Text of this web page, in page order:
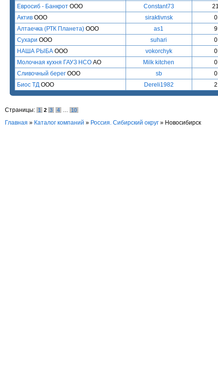
Евросиб - Банкрот ООО Constant73
Актив ООО siraktivnsk
0
Алтаечка (РТК Планета) ООО as1
9
Сухари ООО suhari
0
НАША РЫБА ООО vokorchyk
0
Молочная кухня ГАУЗ НСО АО Milk kitchen
0
Сливочный берег ООО sb
0
Биос ТД ООО Dereli1982 2
Страницы: 1 2 3 4 10
Главная » Каталог компаний » Россия. Сибирский округ » Новосибирск